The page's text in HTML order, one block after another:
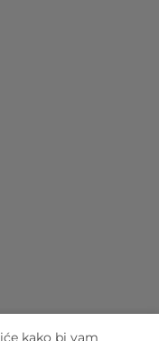
kako bi vam